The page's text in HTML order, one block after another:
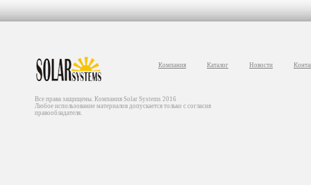
Компания Каталог Новости
Все права защищены. Компания Solar Systems 2016
Любое использование материалов допускается только с согласия
правообладателя.